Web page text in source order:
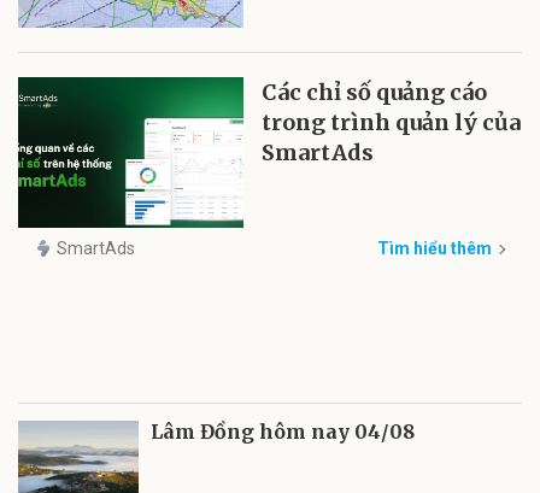
Các chỉ số quảng cáo
trong trình quản lý của
SmartAds
SmartAds Tìm hiểu thêm
Lâm Đồng hôm nay 04/08